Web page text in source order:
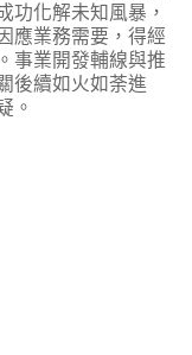
功化解未知風暴，
應業務需要，得經
事業開發輔線與推
後續如火如荼進
。